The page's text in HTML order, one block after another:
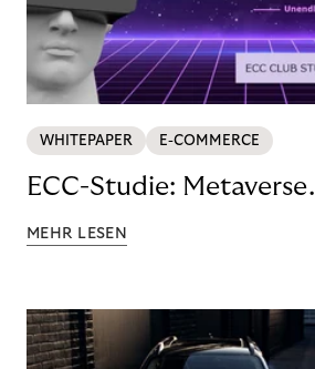
WHITEPAPER E-COMMERCE
ECC-Studie: Metaverse.
MEHR LESEN